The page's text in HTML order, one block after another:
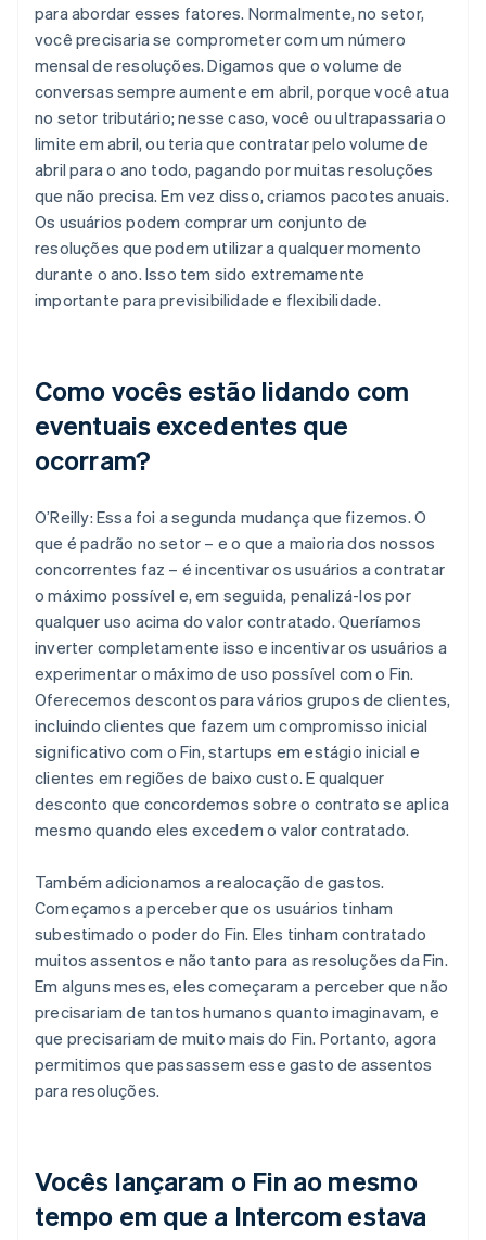
para abordar esses fatores. Normalmente, no setor,
você precisaria se comprometer com um número
mensal de resoluções. Digamos que o volume de
conversas sempre aumente em abril, porque você atua
no setor tributário; nesse caso, você ou ultrapassaria o
limite em abril, ou teria que contratar pelo volume de
abril para o ano todo, pagando por muitas resoluções
que não precisa. Em vez disso, criamos pacotes anuais.
Os usuários podem comprar um conjunto de
resoluções que podem utilizar a qualquer momento
durante o ano. Isso tem sido extremamente
importante para previsibilidade e flexibilidade.
Como vocês estão lidando com
eventuais excedentes que
ocorram?
O’Reilly: Essa foi a segunda mudança que fizemos. O
que é padrão no setor – e o que a maioria dos nossos
concorrentes faz – é incentivar os usuários a contratar
o máximo possível e, em seguida, penalizá-los por
qualquer uso acima do valor contratado. Queríamos
inverter completamente isso e incentivar os usuários a
experimentar o máximo de uso possível com o Fin.
Oferecemos descontos para vários grupos de clientes,
incluindo clientes que fazem um compromisso inicial
significativo com o Fin, startups em estágio inicial e
clientes em regiões de baixo custo. E qualquer
desconto que concordemos sobre o contrato se aplica
mesmo quando eles excedem o valor contratado.
Também adicionamos a realocação de gastos.
Começamos a perceber que os usuários tinham
subestimado o poder do Fin. Eles tinham contratado
muitos assentos e não tanto para as resoluções da Fin.
Em alguns meses, eles começaram a perceber que não
precisariam de tantos humanos quanto imaginavam, e
que precisariam de muito mais do Fin. Portanto, agora
permitimos que passassem esse gasto de assentos
para resoluções.
Vocês lançaram o Fin ao mesmo
tempo em que a Intercom estava